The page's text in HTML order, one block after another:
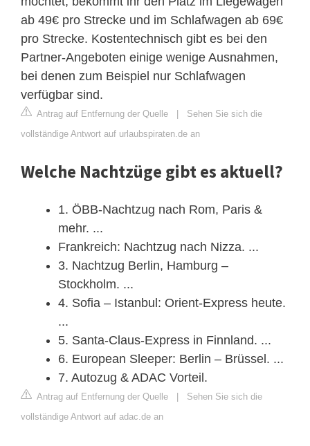
ab 49€ pro Strecke und im Schlafwagen ab 69€
pro Strecke. Kostentechnisch gibt es bei den
Partner-Angeboten einige wenige Ausnahmen,
bei denen zum Beispiel nur Schlafwagen
verfügbar sind.
Antrag auf Entfernung der Quelle | Sehen Sie sich die
vollständige Antwort auf urlaubspiraten.de an
Welche Nachtzüge gibt es aktuell?
1. ÖBB-Nachtzug nach Rom, Paris &
mehr. ...
Frankreich: Nachtzug nach Nizza. ...
3. Nachtzug Berlin, Hamburg –
Stockholm. ...
4. Sofia – Istanbul: Orient-Express heute.
...
5. Santa-Claus-Express in Finnland. ...
6. European Sleeper: Berlin – Brüssel. ...
7. Autozug & ADAC Vorteil.
Antrag auf Entfernung der Quelle | Sehen Sie sich die
vollständige Antwort auf adac.de an